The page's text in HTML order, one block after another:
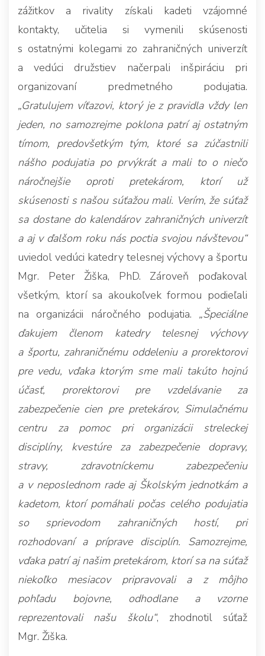
zážitkov a rivality získali kadeti vzájomné
kontakty, učitelia si vymenili skúsenosti
s ostatnými kolegami zo zahraničných univerzít
a vedúci družstiev načerpali inšpiráciu pri
organizovaní predmetného podujatia.
„Gratulujem víťazovi, ktorý je z pravidla vždy len
jeden, no samozrejme poklona patrí aj ostatným
tímom, predovšetkým tým, ktoré sa zúčastnili
nášho podujatia po prvýkrát a mali to o niečo
náročnejšie oproti pretekárom, ktorí už
skúsenosti s našou súťažou mali. Verím, že súťaž
sa dostane do kalendárov zahraničných univerzít
a aj v ďalšom roku nás poctia svojou návštevou“
uviedol vedúci katedry telesnej výchovy a športu
Mgr. Peter Žiška, PhD. Zároveň poďakoval
všetkým, ktorí sa akoukoľvek formou podieľali
na organizácii náročného podujatia. „Špeciálne
ďakujem členom katedry telesnej výchovy
a športu, zahraničnému oddeleniu a prorektorovi
pre vedu, vďaka ktorým sme mali takúto hojnú
účasť, prorektorovi pre vzdelávanie za
zabezpečenie cien pre pretekárov, Simulačnému
centru za pomoc pri organizácii streleckej
disciplíny, kvestúre za zabezpečenie dopravy,
stravy, zdravotníckemu zabezpečeniu
a v neposlednom rade aj Školským jednotkám a
kadetom, ktorí pomáhali počas celého podujatia
so sprievodom zahraničných hostí, pri
rozhodovaní a príprave disciplín. Samozrejme,
vďaka patrí aj našim pretekárom, ktorí sa na súťaž
niekoľko mesiacov pripravovali a z môjho
pohľadu bojovne, odhodlane a vzorne
reprezentovali našu školu“, zhodnotil súťaž
Mgr. Žiška.